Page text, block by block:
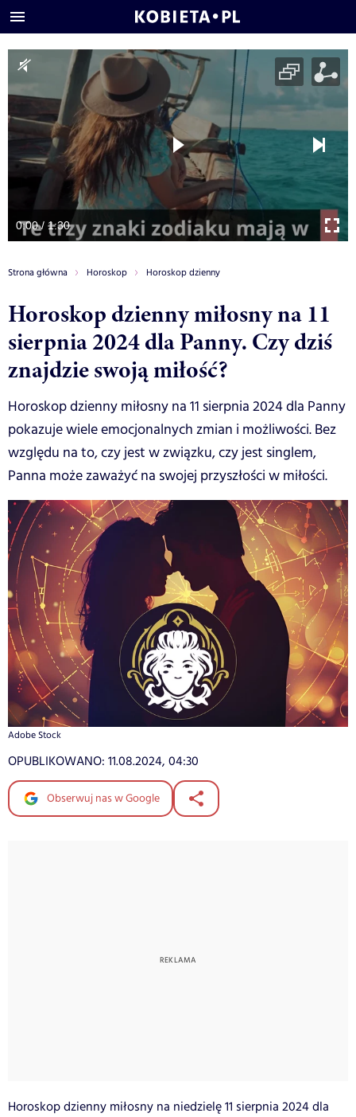
0:00 / 1:30
Strona główna Horoskop Horoskop dzienny
Horoskop dzienny miłosny na 11
sierpnia 2024 dla Panny. Czy dziś
znajdzie swoją miłość?
Horoskop dzienny miłosny na 11 sierpnia 2024 dla Panny
pokazuje wiele emocjonalnych zmian i możliwości. Bez
względu na to, czy jest w związku, czy jest singlem,
Panna może zaważyć na swojej przyszłości w miłości.
Adobe Stock
OPUBLIKOWANO: 11.08.2024, 04:30
Obserwuj nas w Google
Horoskop dzienny miłosny na niedzielę 11 sierpnia 2024 dla